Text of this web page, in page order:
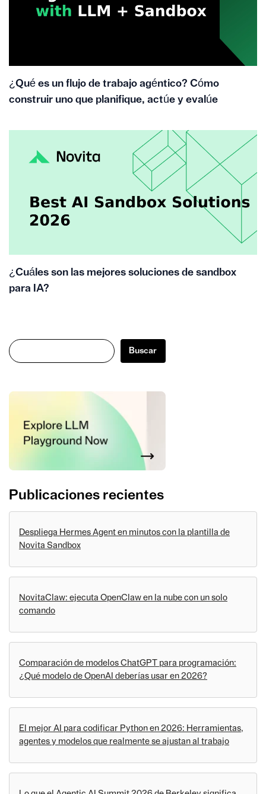
¿Qué es un flujo de trabajo agéntico? Cómo
construir uno que planifique, actúe y evalúe
¿Cuáles son las mejores soluciones de sandbox
para IA?
Buscar
Buscar
Publicaciones recientes
Despliega Hermes Agent en minutos con la plantilla de
Novita Sandbox
NovitaClaw: ejecuta OpenClaw en la nube con un solo
comando
Comparación de modelos ChatGPT para programación:
¿Qué modelo de OpenAI deberías usar en 2026?
El mejor AI para codificar Python en 2026: Herramientas,
agentes y modelos que realmente se ajustan al trabajo